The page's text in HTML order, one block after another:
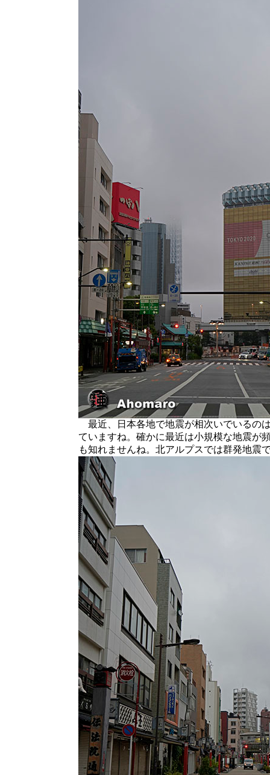
最近、日本各地で地震が相次いでいるの
ていますね。確かに最近は小規模な地震が
も知れませんね。北アルプスでは群発地震